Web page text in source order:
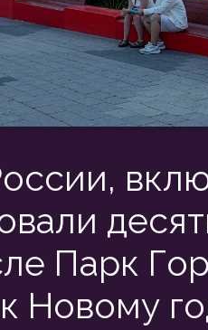
а часть городской среды.
и визуальный эффект.
включая
Горького
году и